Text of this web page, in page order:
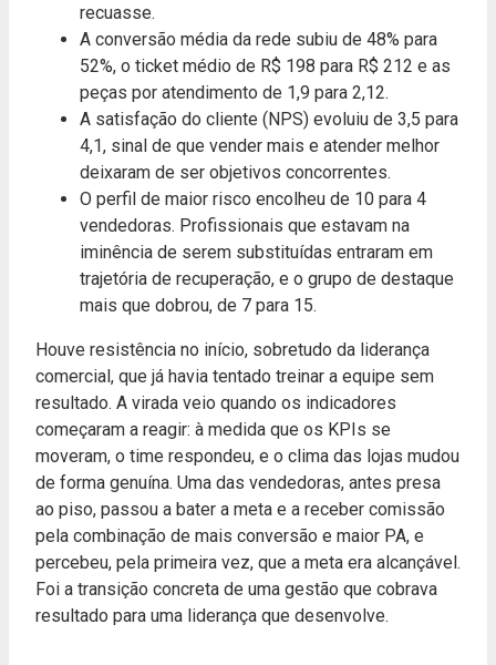
recuasse.
A conversão média da rede subiu de 48% para
52%, o ticket médio de R$ 198 para R$ 212 e as
peças por atendimento de 1,9 para 2,12.
A satisfação do cliente (NPS) evoluiu de 3,5 para
4,1, sinal de que vender mais e atender melhor
deixaram de ser objetivos concorrentes.
O perfil de maior risco encolheu de 10 para 4
vendedoras. Profissionais que estavam na
iminência de serem substituídas entraram em
trajetória de recuperação, e o grupo de destaque
mais que dobrou, de 7 para 15.
Houve resistência no início, sobretudo da liderança
comercial, que já havia tentado treinar a equipe sem
resultado. A virada veio quando os indicadores
começaram a reagir: à medida que os KPIs se
moveram, o time respondeu, e o clima das lojas mudou
de forma genuína. Uma das vendedoras, antes presa
ao piso, passou a bater a meta e a receber comissão
pela combinação de mais conversão e maior PA, e
percebeu, pela primeira vez, que a meta era alcançável.
Foi a transição concreta de uma gestão que cobrava
resultado para uma liderança que desenvolve.